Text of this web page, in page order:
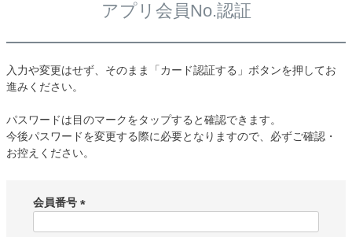
アプリ会員No.認証
入力や変更はせず、そのまま「カード認証する」ボタンを押してお
進みください。
パスワードは目のマークをタップすると確認できます。
今後パスワードを変更する際に必要となりますので、必ずご確認・
お控えください。
会員番号